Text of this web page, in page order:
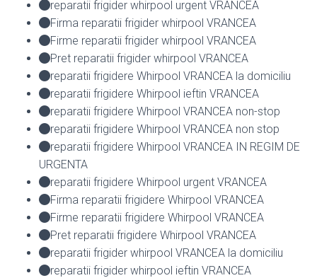
reparatii frigider whirpool urgent VRANCEA
Firma reparatii frigider whirpool VRANCEA
Firme reparatii frigider whirpool VRANCEA
Pret reparatii frigider whirpool VRANCEA
reparatii frigidere Whirpool VRANCEA la domiciliu
reparatii frigidere Whirpool ieftin VRANCEA
reparatii frigidere Whirpool VRANCEA non-stop
reparatii frigidere Whirpool VRANCEA non stop
reparatii frigidere Whirpool VRANCEA IN REGIM DE
URGENTA
reparatii frigidere Whirpool urgent VRANCEA
Firma reparatii frigidere Whirpool VRANCEA
Firme reparatii frigidere Whirpool VRANCEA
Pret reparatii frigidere Whirpool VRANCEA
reparatii frigider whirpool VRANCEA la domiciliu
reparatii frigider whirpool ieftin VRANCEA